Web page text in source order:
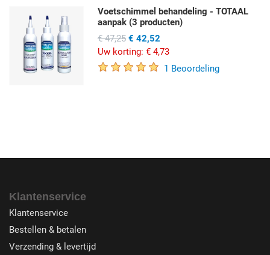
Voetschimmel behandeling - TOTAAL
aanpak (3 producten)
€ 47,25 € 42,52
Uw korting: € 4,73
1 Beoordeling
Klantenservice
Klantenservice
Bestellen & betalen
Verzending & levertijd